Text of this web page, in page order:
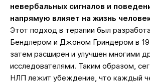
невербальных сигналов и
напрямую влияет на жизнь
Этот подход в терапии был
Бендлером и Джоном Гриндером в
затем расширен и улучшен многими
исследователями. Таким образом,
НЛП лежит убеждение, что каждый